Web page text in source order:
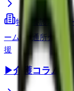
特別養護老人ホ
ーム
通所介護(
援
▶介護コラムを